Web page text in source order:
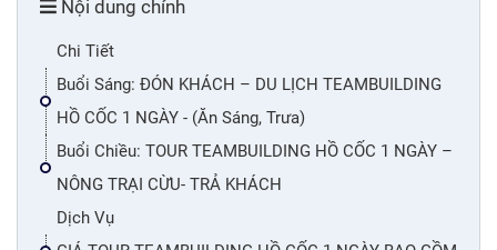
Nội dung chính
Chi Tiết
Buổi Sáng: ĐÓN KHÁCH – DU LỊCH TEAMBUILDING
HỒ CỐC 1 NGÀY - (Ăn Sáng, Trưa)
Buổi Chiều: TOUR TEAMBUILDING HỒ CỐC 1 NGÀY –
NÔNG TRẠI CỪU- TRẢ KHÁCH
Dịch Vụ